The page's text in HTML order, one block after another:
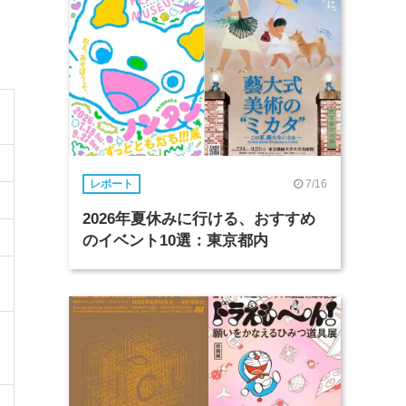
レポート 7/16
2026年夏休みに行ける、おすすめ
のイベント10選：東京都内